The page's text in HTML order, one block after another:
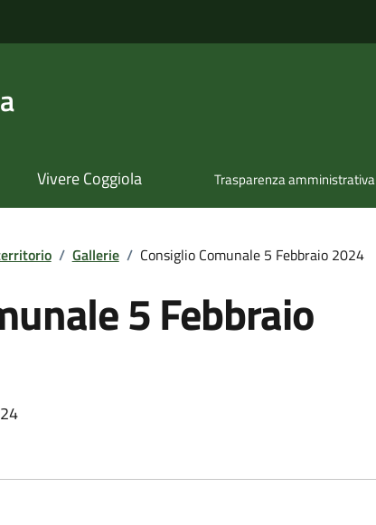
Vivere Coggiola Trasparenza amministrativa
/ Gallerie / Consiglio Comunale 5 Febbraio 2024
5 Febbraio